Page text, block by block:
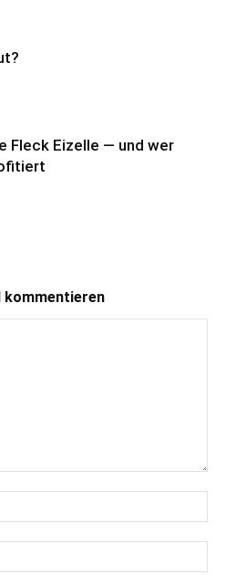
Fleck Eizelle — und wer
kommentieren